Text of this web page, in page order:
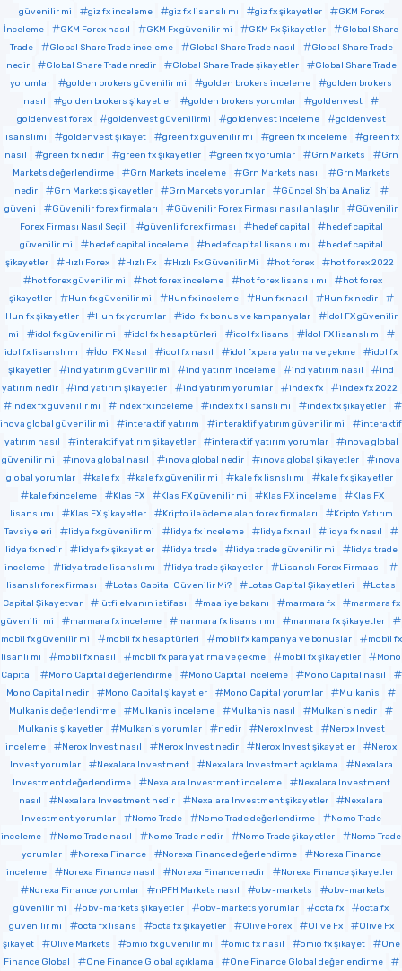
güvenilir mi
giz fx inceleme giz fx lisanslı mı giz fx şikayetler
GKM Forex
İnceleme
GKM Forex nasıl GKM Fx güvenilir mi GKM Fx Şikayetler
Global Share
Trade
Global Share Trade inceleme Global Share Trade nasıl
Global Share Trade
nedir
Global Share Trade nredir Global Share Trade şikayetler
Global Share Trade
yorumlar
golden brokers güvenilir mi golden brokers inceleme
golden brokers
nasıl
golden brokers şikayetler golden brokers yorumlar
goldenvest
goldenvest forex
goldenvest güvenilirmi goldenvest inceleme
goldenvest
lisanslımı
goldenvest şikayet green fx güvenilir mi green fx inceleme
green fx
nasıl
green fx nedir green fx şikayetler green fx yorumlar Grn Markets
Grn
Markets değerlendirme
Grn Markets inceleme Grn Markets nasıl
Grn Markets
nedir
Grn Markets şikayetler Grn Markets yorumlar
Güncel Shiba Analizi
güveni
Güvenilir forex firmaları Güvenilir Forex Firması nasıl anlaşılır
Güvenilir
Forex Firması Nasıl Seçili
güvenli forex firması hedef capital
hedef capital
güvenilir mi
hedef capital inceleme hedef capital lisanslı mı
hedef capital
şikayetler
Hızlı Forex Hızlı Fx Hızlı Fx Güvenilir Mi hot forex
hot forex 2022
hot forex güvenilir mi
hot forex inceleme hot forex lisanslı mı
hot forex
şikayetler
Hun fx güvenilir mi Hun fx inceleme Hun fx nasıl
Hun fx nedir
Hun fx şikayetler
Hun fx yorumlar idol fx bonus ve kampanyalar
İdol FX güvenilir
mi
idol fx güvenilir mi idol fx hesap türleri idol fx lisans
İdol FX lisanslı m
idol fx lisanslı mı
İdol FX Nasıl idol fx nasıl idol fx para yatırma ve çekme
idol fx
şikayetler
ind yatırım güvenilir mi ind yatırım inceleme ind yatırım nasıl
ind
yatırım nedir
ind yatırım şikayetler ind yatırım yorumlar index fx
index fx 2022
index fx güvenilir mi
index fx inceleme index fx lisanslı mı
index fx şikayetler
inova global güvenilir mi
interaktif yatırım interaktif yatırım güvenilir mi
interaktif
yatırım nasıl
interaktif yatırım şikayetler interaktif yatırım yorumlar
ınova global
güvenilir mi
ınova global nasıl ınova global nedir ınova global şikayetler
ınova
global yorumlar
kale fx kale fx güvenilir mi kale fx lisnslı mı
kale fx şikayetler
kale fxinceleme
Klas FX Klas FX güvenilir mi Klas FX inceleme
Klas FX
lisanslımı
Klas FX şikayetler Kripto ile ödeme alan forex firmaları
Kripto Yatırım
Tavsiyeleri
lidya fx güvenilir mi lidya fx inceleme lidya fx naıl
lidya fx nasıl
lidya fx nedir
lidya fx şikayetler lidya trade lidya trade güvenilir mi
lidya trade
inceleme
lidya trade lisanslı mı lidya trade şikayetler
Lisanslı Forex Firmaası
lisanslı forex firması
Lotas Capital Güvenilir Mi? Lotas Capital Şikayetleri
Lotas
Capital Şikayetvar
lütfi elvanın istifası maaliye bakanı marmara fx
marmara fx
güvenilir mi
marmara fx inceleme marmara fx lisanslı mı
marmara fx şikayetler
mobil fx güvenilir mi
mobil fx hesap türleri mobil fx kampanya ve bonuslar
mobil fx
lisanlı mı
mobil fx nasıl mobil fx para yatırma ve çekme mobil fx şikayetler
Mono
Capital
Mono Capital değerlendirme Mono Capital inceleme
Mono Capital nasıl
Mono Capital nedir
Mono Capital şikayetler Mono Capital yorumlar
Mulkanis
Mulkanis değerlendirme
Mulkanis inceleme Mulkanis nasıl
Mulkanis nedir
Mulkanis şikayetler
Mulkanis yorumlar nedir Nerox Invest
Nerox Invest
inceleme
Nerox Invest nasıl Nerox Invest nedir Nerox Invest şikayetler
Nerox
Invest yorumlar
Nexalara Investment Nexalara Investment açıklama
Nexalara
Investment değerlendirme
Nexalara Investment inceleme
Nexalara Investment
nasıl
Nexalara Investment nedir Nexalara Investment şikayetler
Nexalara
Investment yorumlar
Nomo Trade Nomo Trade değerlendirme
Nomo Trade
inceleme
Nomo Trade nasıl Nomo Trade nedir Nomo Trade şikayetler
Nomo Trade
yorumlar
Norexa Finance Norexa Finance değerlendirme
Norexa Finance
inceleme
Norexa Finance nasıl Norexa Finance nedir
Norexa Finance şikayetler
Norexa Finance yorumlar
nPFH Markets nasıl obv-markets
obv-markets
güvenilir mi
obv-markets şikayetler obv-markets yorumlar octa fx
octa fx
güvenilir mi
octa fx lisans octa fx şikayetler Olive Forex Olive Fx
Olive Fx
şikayet
Olive Markets omio fx güvenilir mi omio fx nasıl omio fx şikayet
One
Finance Global
One Finance Global açıklama
One Finance Global değerlendirme